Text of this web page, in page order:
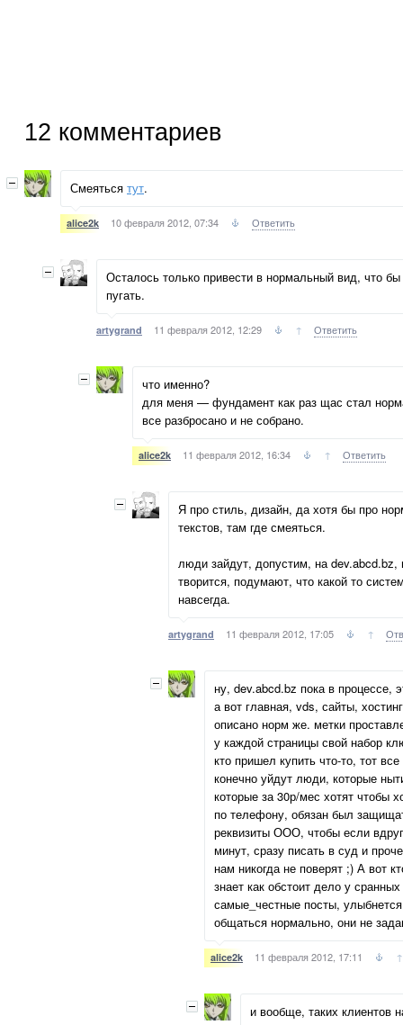
12 комментариев
Смеяться тут.
alice2k 10 февраля 2012, 07:34 Ответить
Осталось только привести в нормальный вид, что
пугать.
artygrand 11 февраля 2012, 12:29 ↑ Ответить
что именно?
для меня — фундамент как раз щас стал
все разбросано и не собрано.
alice2k 11 февраля 2012, 16:34 ↑ Ответить
Я про стиль, дизайн, да хотя бы про
текстов, там где смеяться.
люди зайдут, допустим, на dev.abcd.bz,
творится, подумают, что какой то
навсегда.
artygrand 11 февраля 2012, 17:05 ↑
ну, dev.abcd.bz пока в процессе,
а вот главная, vds, сайты,
описано норм же. метки
у каждой страницы свой набор
кто пришел купить что-то, тот
конечно уйдут люди, которые
которые за 30р/мес хотят чтобы
по телефону, обязан был
реквизиты ООО, чтобы если
минут, сразу писать в суд и
нам никогда не поверят ;) А вот
знает как обстоит дело у
самые_честные посты,
общаться нормально, они не
alice2k 11 февраля 2012, 17:11 ↑
и вообще, таких клиентов